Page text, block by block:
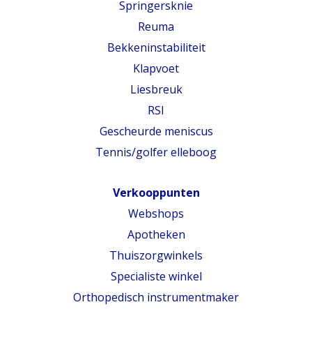
Springersknie
Reuma
Bekkeninstabiliteit
Klapvoet
Liesbreuk
RSI
Gescheurde meniscus
Tennis/golfer elleboog
Verkooppunten
Webshops
Apotheken
Thuiszorgwinkels
Specialiste winkel
Orthopedisch instrumentmaker